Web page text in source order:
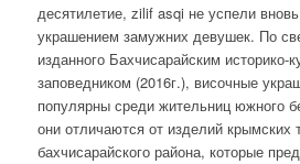
десятилетие, zilif asqi не успели
украшением замужних девушек. По
изданного Бахчисарайским историко-
заповедником (2016г.), височные
популярны среди жительниц южного
они отличаются от изделий крымских
бахчисарайского района, которые